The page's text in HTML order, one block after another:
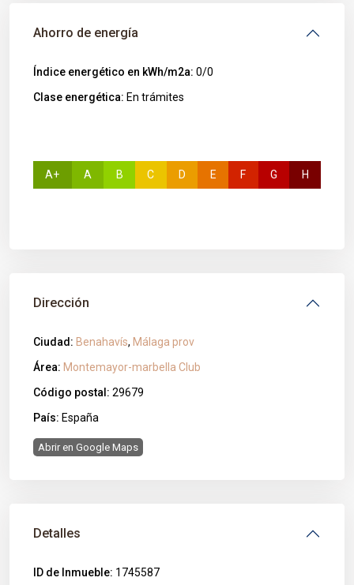
Ahorro de energía
Índice energético en kWh/m2a: 0/0
Clase energética: En trámites
A+ A B C D E F G H
Dirección
Ciudad: Benahavís, Málaga prov
Área: Montemayor-marbella Club
Código postal: 29679
País: España
Abrir en Google Maps
Detalles
ID de Inmueble: 1745587